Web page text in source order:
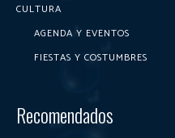
CULTURA
AGENDA Y EVENTOS
FIESTAS Y COSTUMBRES
Recomendados